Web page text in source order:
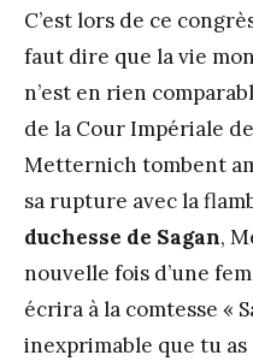
C’est lors de ce
faut dire que la vie
n’est en rien
de la Cour Impériale
Metternich tombent
sa rupture avec la
duchesse de Sagan,
nouvelle fois d’une
écrira à la comtesse «
inexprimable que tu as